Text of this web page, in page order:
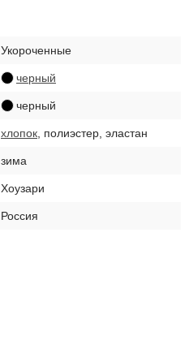
Укороченные
черный
черный
хлопок , полиэстер, эластан
зима
Хоузари
Россия